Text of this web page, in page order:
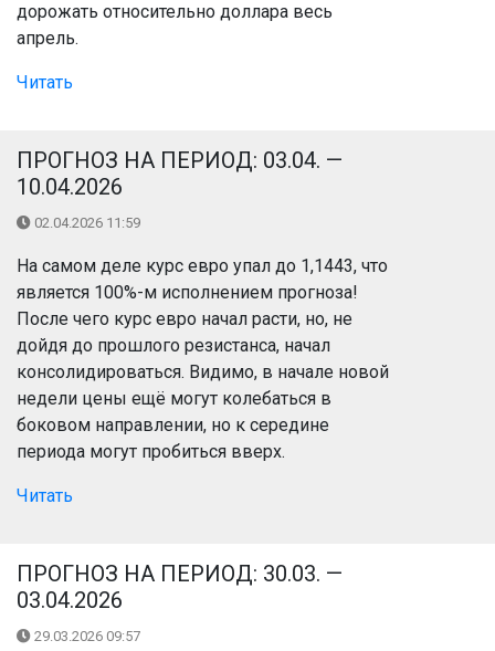
дорожать относительно доллара весь
апрель.
Читать
ПРОГНОЗ НА ПЕРИОД: 03.04. —
10.04.2026
02.04.2026 11:59
На самом деле курс евро упал до 1,1443, что
является 100%-м исполнением прогноза!
После чего курс евро начал расти, но, не
дойдя до прошлого резистанса, начал
консолидироваться. Видимо, в начале новой
недели цены ещё могут колебаться в
боковом направлении, но к середине
периода могут пробиться вверх.
Читать
ПРОГНОЗ НА ПЕРИОД: 30.03. —
03.04.2026
29.03.2026 09:57